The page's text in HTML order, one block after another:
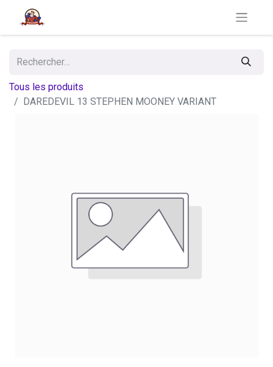
Tous les produits
DAREDEVIL 13 STEPHEN MOONEY VARIANT